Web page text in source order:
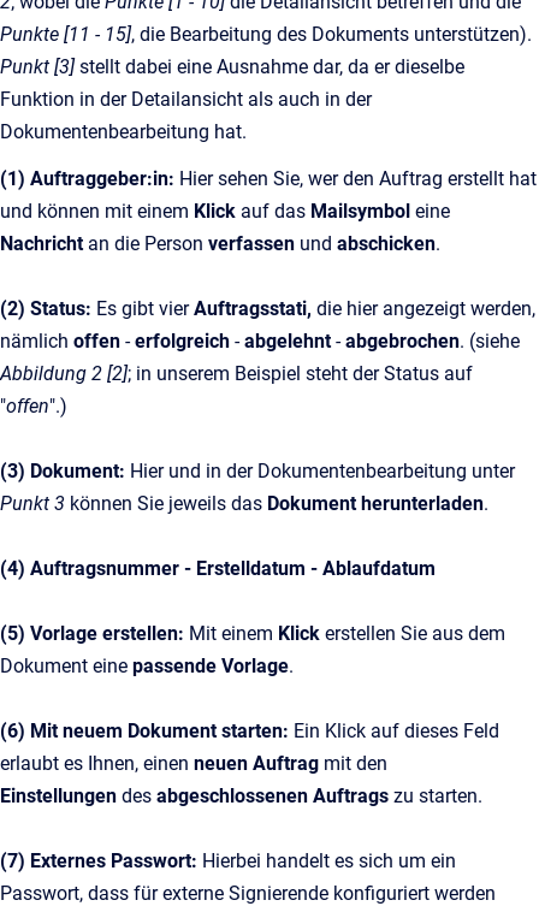
Punkte [11 - 15], die Bearbeitung des Dokuments unterstützen).
Punkt [3]stellt dabei eine Ausnahme dar, da er dieselbe
Funktion in der Detailansicht als auch in der
Dokumentenbearbeitung hat.
(1) Auftraggeber:in: Hier sehen Sie, wer den Auftrag erstellt hat
und können mit einem Klick auf das Mailsymbol eine
Nachricht an die Person verfassen und abschicken.
(2) Status: Es gibt vierAuftragsstati, die hier angezeigt werden,
nämlich offen -erfolgreich -abgelehnt-abgebrochen. (siehe
Abbildung 2 [2]; in unserem Beispiel steht der Status auf
"offen".)
(3) Dokument: Hier und in der Dokumentenbearbeitung unter
Punkt 3 können Sie jeweils das Dokument herunterladen.
(4) Auftragsnummer - Erstelldatum - Ablaufdatum
(5) Vorlage erstellen: Mit einem Klick erstellen Sie aus dem
Dokument eine passende Vorlage.
(6) Mit neuem Dokument starten: Ein Klick auf dieses Feld
erlaubt es Ihnen, einen neuen Auftrag mit den
Einstellungen des abgeschlossenen Auftrags zu starten.
(7) Externes Passwort: Hierbei handelt es sich um ein
Passwort, dass für externe Signierende konfiguriert werden